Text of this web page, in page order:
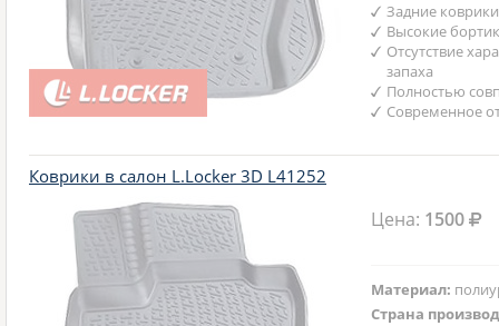
Задние
Высокие
Отсутствие
запаха
Полностью
Современное
Коврики в салон L.Locker 3D L41252
Цена: 1500
Материал:
Страна